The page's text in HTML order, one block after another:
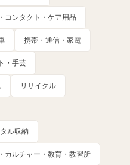
コンタクト・ケア用品
携帯・通信・家電
・手芸
リサイクル
ル収納
カルチャー・教育・教習所